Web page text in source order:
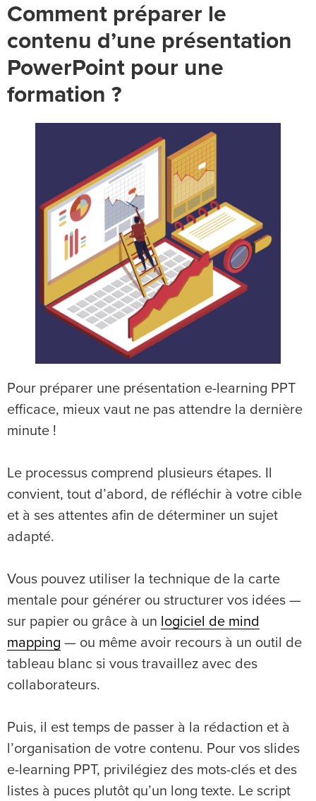
Comment préparer le
contenu d’une présentation
PowerPoint pour une
formation ?
Pour préparer une présentation e-learning PPT
efficace, mieux vaut ne pas attendre la dernière
minute !
Le processus comprend plusieurs étapes. Il
convient, tout d’abord, de réfléchir à votre cible
et à ses attentes afin de déterminer un sujet
adapté.
Vous pouvez utiliser la technique de la carte
mentale pour générer ou structurer vos idées —
sur papier ou grâce à un logiciel de mind
mapping — ou même avoir recours à un outil de
tableau blanc si vous travaillez avec des
collaborateurs.
Puis, il est temps de passer à la rédaction et à
l’organisation de votre contenu. Pour vos slides
e-learning PPT, privilégiez des mots-clés et des
listes à puces plutôt qu’un long texte. Le script